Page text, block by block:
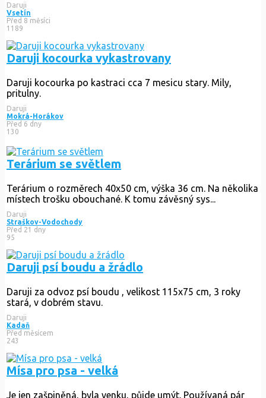
Daruji
Vsetín
Před 8 měsíci
1189
Daruji kocourka vykastrovany
Daruji kocourka po kastraci cca 7 mesicu stary. Mily,
pritulny.
Daruji
Mokrá-Horákov
Před 6 dny
130
Terárium se světlem
Terárium o rozměrech 40x50 cm, výška 36 cm. Na několika
místech trošku obouchané. K tomu závěsný sys...
Daruji
Straškov-Vodochody
Před 21 dny
95
Daruji psí boudu a žrádlo
Daruji za odvoz psí boudu , velikost 115x75 cm, 3 roky
stará, v dobrém stavu.
Daruji
Kadaň
Před měsícem
243
Mísa pro psa - velká
Je jen zašpiněná, byla venku, půjde umýt. Používaná pár